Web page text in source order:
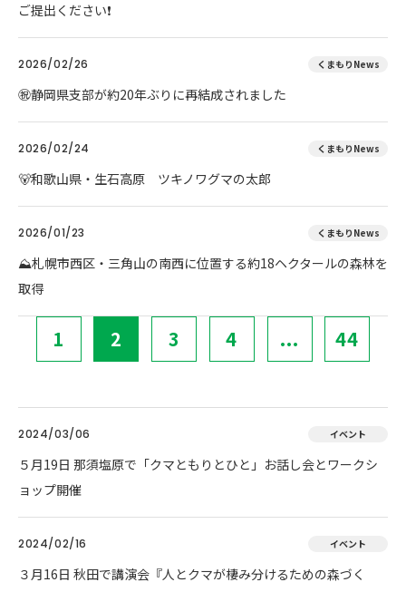
ご提出ください❗
2026/02/26 くまもりNews
㊗️静岡県支部が約20年ぶりに再結成されました
2026/02/24 くまもりNews
🐻和歌山県・生石高原 ツキノワグマの太郎
2026/01/23 くまもりNews
⛰️札幌市西区・三角山の南西に位置する約18ヘクタールの森林を
取得
1 2 3 4 ... 44
2024/03/06 イベント
５月19日 那須塩原で「クマともりとひと」お話し会とワークシ
ョップ開催
2024/02/16 イベント
３月16日 秋田で講演会『人とクマが棲み分けるための森づく